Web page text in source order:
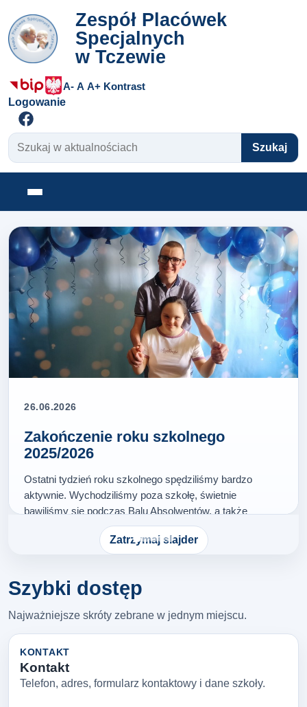
Zespół Placówek
Specjalnych
w Tczewie
A- A A+ Kontrast
Logowanie
Szukaj w aktualnościach
Szukaj
Otwórz menu
Zespół Placówek
26.06.2026
Zakończenie roku szkolnego
2025/2026
Ostatni tydzień roku szkolnego spędziliśmy bardzo
aktywnie. Wychodziliśmy poza szkołę, świetnie
bawiliśmy się podczas Balu Absolwentów, a także
wspólnie rozmawialiśmy, wspominaliśmy i żegnaliśmy
kończący się rok szkolny. Na zakończenie odebraliśmy
Zatrzymaj slajder
Szybki dostęp
Najważniejsze skróty zebrane w jednym miejscu.
KONTAKT
Kontakt
Telefon, adres, formularz kontaktowy i dane szkoły.